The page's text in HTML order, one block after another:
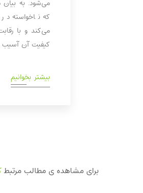
می‌شود. به
که ناخواسته
می‌کند و با
کیفیت آن آسیب
بیشتر بخوانیم
برای مشاهده ی مطالب مرتبط